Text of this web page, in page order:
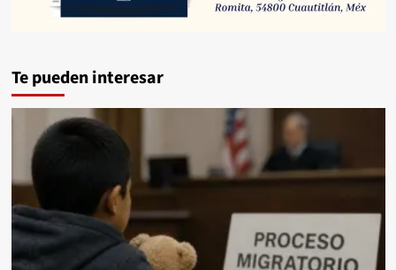
Te pueden interesar